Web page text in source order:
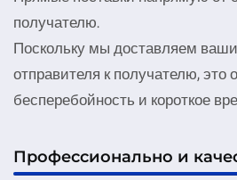
получателю.
Поскольку мы доставляем
отправителя к получателю, это
бесперебойность и короткое
Профессионально и